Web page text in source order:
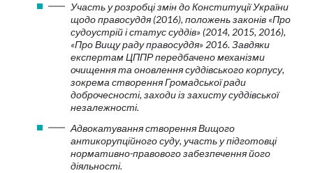
Участь у розробці змін до Конституції України
щодо правосуддя (2016), положень законів «Про
судоустрій і статус суддів» (2014, 2015, 2016),
«Про Вищу раду правосуддя» 2016. Завдяки
експертам ЦППР передбачено механізми
очищення та оновлення суддівського корпусу,
зокрема створення Громадської ради
доброчесності, заходи із захисту суддівської
незалежності.
Адвокатування створення Вищого
антикорупційного суду, участь у підготовці
нормативно-правового забезпечення його
діяльності.